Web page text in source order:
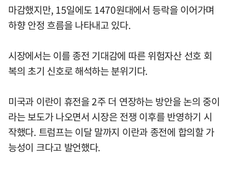
마감했지만, 15일에도 1470원대에서 등락을 이어가며
하향 안정 흐름을 나타내고 있다.
시장에서는 이를 종전 기대감에 따른 위험자산 선호 회
복의 초기 신호로 해석하는 분위기다.
미국과 이란이 휴전을 2주 더 연장하는 방안을 논의 중이
라는 보도가 나오면서 시장은 전쟁 이후를 반영하기 시
작했다. 트럼프는 이달 말까지 이란과 종전에 합의할 가
능성이 크다고 발언했다.